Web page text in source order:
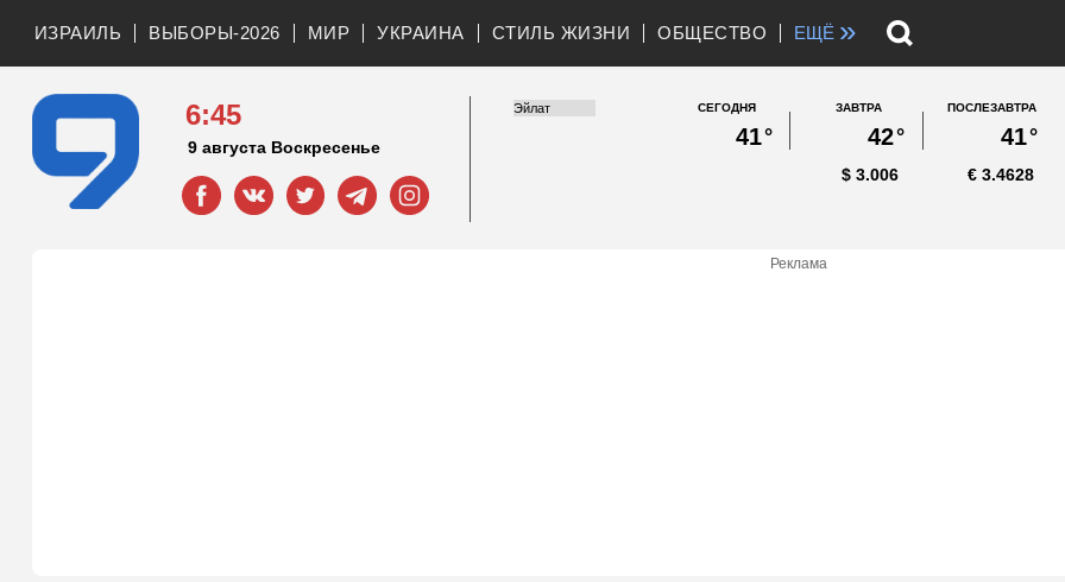
ИЗРАИЛЬ ВЫБОРЫ-2026 МИР УКРАИНА СТИЛЬ ЖИЗНИ ОБЩЕСТВО ЕЩЁ »
6:45
9 августа Воскресенье
СЕГОДНЯ
41°
ЗАВТРА
42°
ПОСЛЕЗАВТРА
41°
3.006
$ 3.4628
€
Реклама